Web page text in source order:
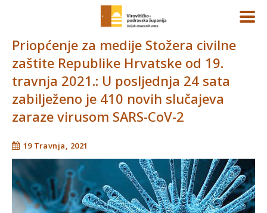
Priopćenje za medije Stožera civilne
zaštite Republike Hrvatske od 19.
travnja 2021.: U posljednja 24 sata
zabilježeno je 410 novih slučajeva
zaraze virusom SARS-CoV-2
19 Travnja, 2021